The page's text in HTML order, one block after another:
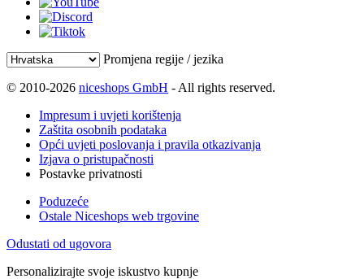
Promjena regije / jezika
© 2010-2026 niceshops GmbH - All rights reserved.
Impresum i uvjeti korištenja
Zaštita osobnih podataka
Opći uvjeti poslovanja i pravila otkazivanja
Izjava o pristupačnosti
Postavke privatnosti
Poduzeće
Ostale Niceshops web trgovine
Odustati od ugovora
Personalizirajte svoje iskustvo kupnje